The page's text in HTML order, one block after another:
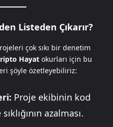
Listeden Çıkarır?
çok sıkı bir denetim
Hayat okurları için bu
şöyle özetleyebiliriz:
Proje ekibinin kod
azalması.